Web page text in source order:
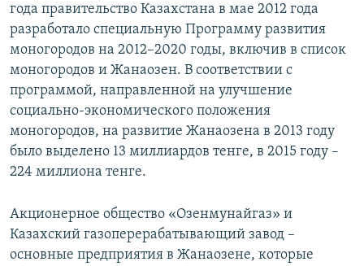
года правительство Казахстана в мае 2012 года
разработало специальную Программу развития
моногородов на 2012–2020 годы, включив в список
моногородов и Жанаозен. В соответствии с
программой, направленной на улучшение
социально-экономического положения
моногородов, на развитие Жанаозена в 2013 году
было выделено 13 миллиардов тенге, в 2015 году –
224 миллиона тенге.
Акционерное общество «Озенмунайгаз» и
Казахский газоперерабатывающий завод –
основные предприятия в Жанаозене, которые